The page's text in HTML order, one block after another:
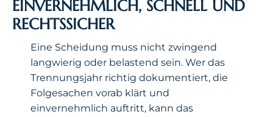
EINVERNEHMLICH, SCHNELL UND
RECHTSSICHER
Eine Scheidung muss nicht zwingend
langwierig oder belastend sein. Wer das
Trennungsjahr richtig dokumentiert, die
Folgesachen vorab klärt und
einvernehmlich auftritt, kann das